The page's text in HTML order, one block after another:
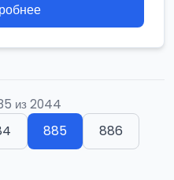
из 2044
885
886